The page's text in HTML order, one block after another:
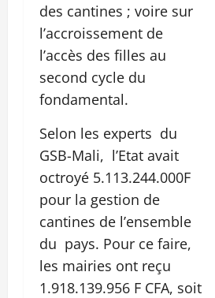
des cantines ; voire sur
l’accroissement de
l’accès des filles au
second cycle du
fondamental.
Selon les experts du
GSB-Mali, l’Etat avait
octroyé 5.113.244.000F
pour la gestion de
cantines de l’ensemble
du pays. Pour ce faire,
les mairies ont reçu
1.918.139.956 F CFA, soit